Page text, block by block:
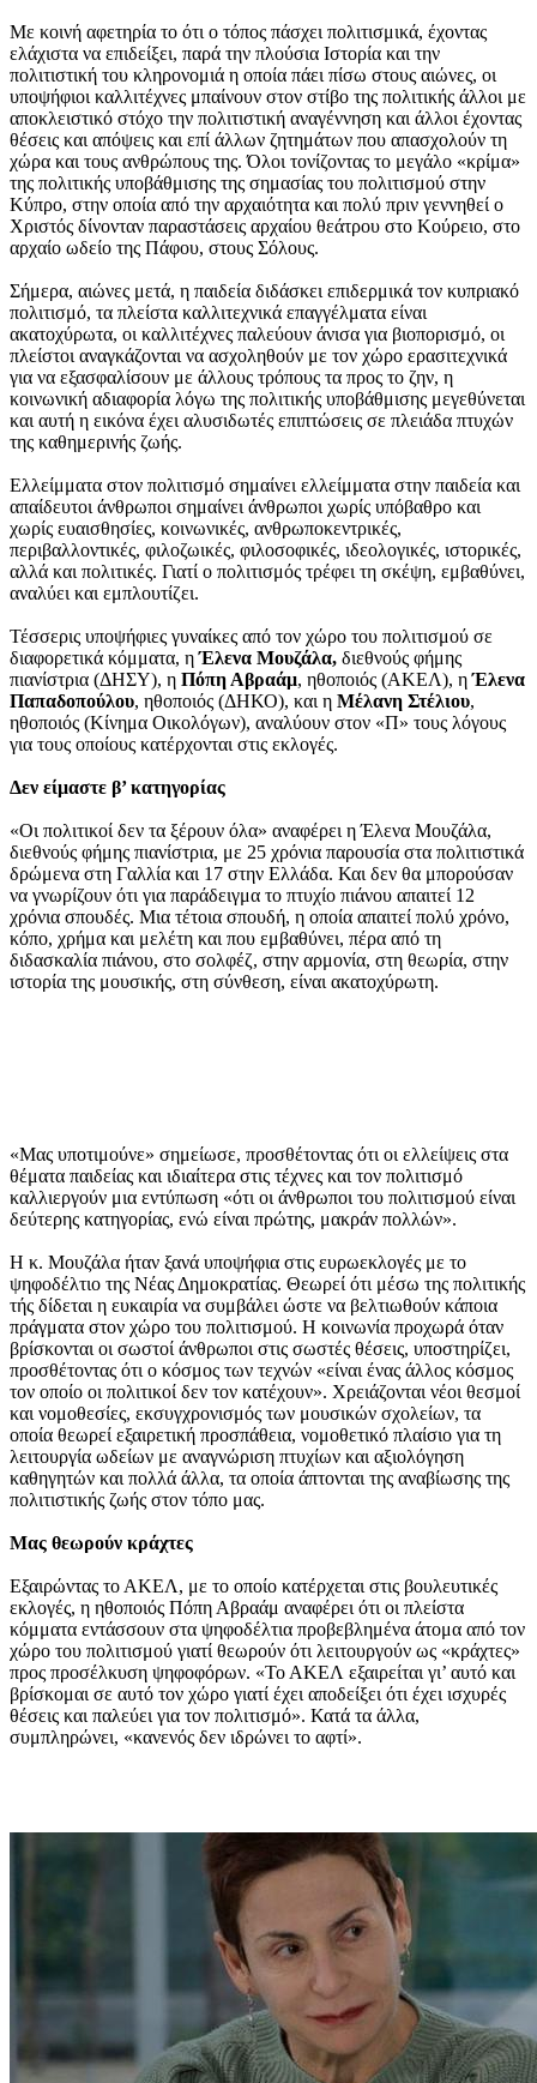
Με κοινή αφετηρία το ότι ο τόπος πάσχει πολιτισμικά, έχοντας
ελάχιστα να επιδείξει, παρά την πλούσια Ιστορία και την
πολιτιστική του κληρονομιά η οποία πάει πίσω στους αιώνες, οι
υποψήφιοι καλλιτέχνες μπαίνουν στον στίβο της πολιτικής άλλοι με
αποκλειστικό στόχο την πολιτιστική αναγέννηση και άλλοι έχοντας
θέσεις και απόψεις και επί άλλων ζητημάτων που απασχολούν τη
χώρα και τους ανθρώπους της. Όλοι τονίζοντας το μεγάλο «κρίμα»
της πολιτικής υποβάθμισης της σημασίας του πολιτισμού στην
Κύπρο, στην οποία από την αρχαιότητα και πολύ πριν γεννηθεί ο
Χριστός δίνονταν παραστάσεις αρχαίου θεάτρου στο Κούρειο, στο
αρχαίο ωδείο της Πάφου, στους Σόλους.
Σήμερα, αιώνες μετά, η παιδεία διδάσκει επιδερμικά τον κυπριακό
πολιτισμό, τα πλείστα καλλιτεχνικά επαγγέλματα είναι
ακατοχύρωτα, οι καλλιτέχνες παλεύουν άνισα για βιοπορισμό, οι
πλείστοι αναγκάζονται να ασχοληθούν με τον χώρο ερασιτεχνικά
για να εξασφαλίσουν με άλλους τρόπους τα προς το ζην, η
κοινωνική αδιαφορία λόγω της πολιτικής υποβάθμισης μεγεθύνεται
και αυτή η εικόνα έχει αλυσιδωτές επιπτώσεις σε πλειάδα πτυχών
της καθημερινής ζωής.
Ελλείμματα στον πολιτισμό σημαίνει ελλείμματα στην παιδεία και
απαίδευτοι άνθρωποι σημαίνει άνθρωποι χωρίς υπόβαθρο και
χωρίς ευαισθησίες, κοινωνικές, ανθρωποκεντρικές,
περιβαλλοντικές, φιλοζωικές, φιλοσοφικές, ιδεολογικές, ιστορικές,
αλλά και πολιτικές. Γιατί ο πολιτισμός τρέφει τη σκέψη, εμβαθύνει,
αναλύει και εμπλουτίζει.
Τέσσερις υποψήφιες γυναίκες από τον χώρο του πολιτισμού σε
διαφορετικά κόμματα, ηΈλενα Μουζάλα, διεθνούς φήμης
πιανίστρια (ΔΗΣΥ), η Πόπη Αβραάμ, ηθοποιός (ΑΚΕΛ), ηΈλενα
Παπαδοπούλου, ηθοποιός (ΔΗΚΟ), και η Μέλανη Στέλιου,
ηθοποιός (Κίνημα Οικολόγων), αναλύουν στον «Π» τους λόγους
για τους οποίους κατέρχονται στις εκλογές.
Δεν είμαστε β’ κατηγορίας
«Οι πολιτικοί δεν τα ξέρουν όλα» αναφέρει η Έλενα Μουζάλα,
διεθνούς φήμης πιανίστρια, με 25 χρόνια παρουσία στα πολιτιστικά
δρώμενα στη Γαλλία και 17 στην Ελλάδα. Και δεν θα μπορούσαν
να γνωρίζουν ότι για παράδειγμα το πτυχίο πιάνου απαιτεί 12
χρόνια σπουδές. Μια τέτοια σπουδή, η οποία απαιτεί πολύ χρόνο,
κόπο, χρήμα και μελέτη και που εμβαθύνει, πέρα από τη
διδασκαλία πιάνου, στο σολφέζ, στην αρμονία, στη θεωρία, στην
ιστορία της μουσικής, στη σύνθεση, είναι ακατοχύρωτη.
«Μας υποτιμούνε» σημείωσε, προσθέτοντας ότι οι ελλείψεις στα
θέματα παιδείας και ιδιαίτερα στις τέχνες και τον πολιτισμό
καλλιεργούν μια εντύπωση «ότι οι άνθρωποι του πολιτισμού είναι
δεύτερης κατηγορίας, ενώ είναι πρώτης, μακράν πολλών».
Η κ. Μουζάλα ήταν ξανά υποψήφια στις ευρωεκλογές με το
ψηφοδέλτιο της Νέας Δημοκρατίας. Θεωρεί ότι μέσω της πολιτικής
τής δίδεται η ευκαιρία να συμβάλει ώστε να βελτιωθούν κάποια
πράγματα στον χώρο του πολιτισμού. Η κοινωνία προχωρά όταν
βρίσκονται οι σωστοί άνθρωποι στις σωστές θέσεις, υποστηρίζει,
προσθέτοντας ότι ο κόσμος των τεχνών «είναι ένας άλλος κόσμος
τον οποίο οι πολιτικοί δεν τον κατέχουν». Χρειάζονται νέοι θεσμοί
και νομοθεσίες, εκσυγχρονισμός των μουσικών σχολείων, τα
οποία θεωρεί εξαιρετική προσπάθεια, νομοθετικό πλαίσιο για τη
λειτουργία ωδείων με αναγνώριση πτυχίων και αξιολόγηση
καθηγητών και πολλά άλλα, τα οποία άπτονται της αναβίωσης της
πολιτιστικής ζωής στον τόπο μας.
Μας θεωρούν κράχτες
Εξαιρώντας το ΑΚΕΛ, με το οποίο κατέρχεται στις βουλευτικές
εκλογές, η ηθοποιός Πόπη Αβραάμ αναφέρει ότι οι πλείστα
κόμματα εντάσσουν στα ψηφοδέλτια προβεβλημένα άτομα από τον
χώρο του πολιτισμού γιατί θεωρούν ότι λειτουργούν ως «κράχτες»
προς προσέλκυση ψηφοφόρων. «Το ΑΚΕΛ εξαιρείται γι’ αυτό και
βρίσκομαι σε αυτό τον χώρο γιατί έχει αποδείξει ότι έχει ισχυρές
θέσεις και παλεύει για τον πολιτισμό». Κατά τα άλλα,
συμπληρώνει, «κανενός δεν ιδρώνει το αφτί».